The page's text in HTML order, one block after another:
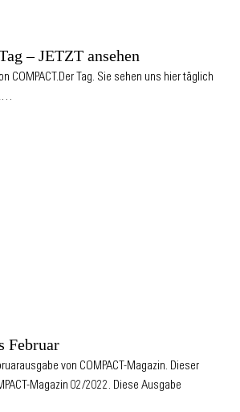
– JETZT ansehen
COMPACT.Der Tag. Sie sehen uns hier täglich
Februar
von COMPACT-Magazin. Dieser
Magazin 02/2022. Diese Ausgabe